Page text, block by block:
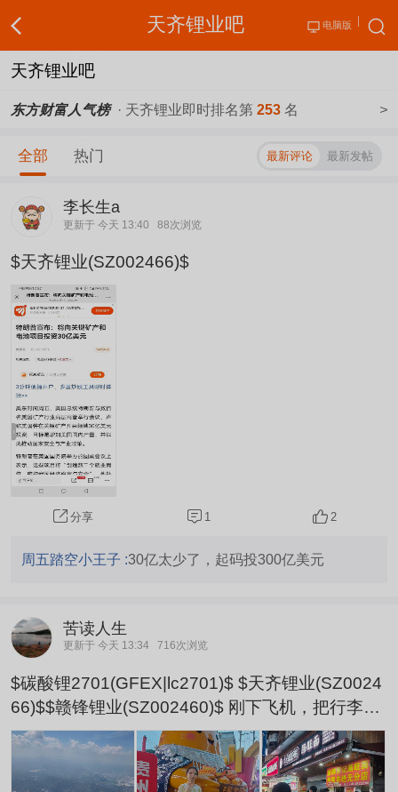
天齐锂业吧 电脑版
天齐锂业吧
东方财富人气榜· 天齐锂业即时排名第 253 名 >
全部 热门 最新评论 最新发帖
李长生a
更新于 今天 13:40 88次浏览
$天齐锂业(SZ002466)$
分享 1 2
周五踏空小王子 :30亿太少了，起码投300亿美元
苦读人生
更新于 今天 13:34 716次浏览
$碳酸锂2701(GFEX|lc2701)$ $天齐锂业(SZ0024
66)$$赣锋锂业(SZ002460)$ 刚下飞机，把行李放
在酒店，就迫不及待徒步去民生路逛吃。本来是要
坐车的，可是下班高峰期，路都堵死了，所以从酒
店一路走过去，大约两公里。 沿途全是烧烤，烟味